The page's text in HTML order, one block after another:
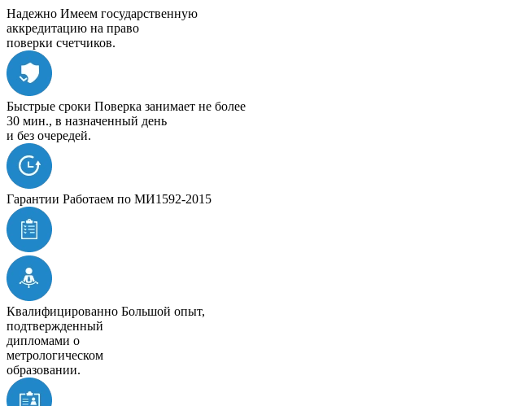
Надежно Имеем государственную
аккредитацию на право
поверки счетчиков.
Быстрые сроки Поверка занимает не более
30 мин., в назначенный день
и без очередей.
Гарантии Работаем по МИ1592-2015
Квалифицированно Большой опыт,
подтвержденный
дипломами о
метрологическом
образовании.